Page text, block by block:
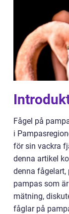
Fågel på
i
för sin vackra
denna artikel
denna fågelart,
pampas som
mätning,
fåglar på